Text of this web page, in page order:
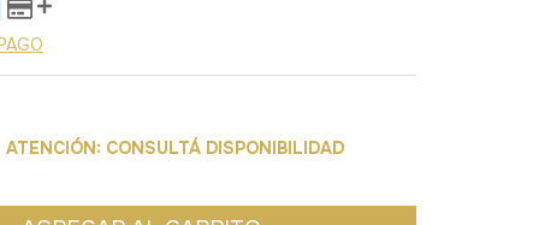
ATENCIÓN: CONSULTÁ DISPONIBILIDAD